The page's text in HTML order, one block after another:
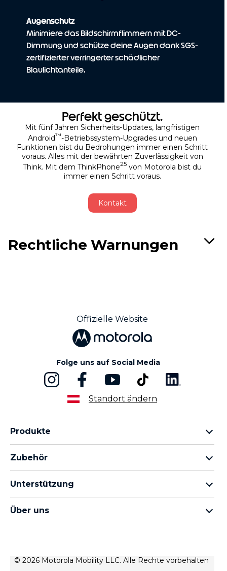
Augenschutz
Minimiere das Bildschirmflimmern mit DC-
Dimmung und schütze deine Augen dank SGS-
zertifizierter verringerter schädlicher
Blaulichtanteile.
Perfekt geschützt.
Mit fünf Jahren Sicherheits-Updates, langfristigen
Android™-Betriebssystem-Upgrades und neuen
Funktionen bist du Bedrohungen immer einen Schritt
voraus. Alles mit der bewährten Zuverlässigkeit von
Think. Mit dem ThinkPhone25 von Motorola bist du
immer einen Schritt voraus.
Kontakt
Rechtliche Warnungen
Offizielle Website
Folge uns auf Social Media
Standort ändern
Produkte
moto g Familie
thinkphone by motorola
Zubehör
moto tag
Unterstützung
Meine Bestellungen
Reparaturstatus
Über uns
Verkaufsbedingungen
© 2026 Motorola Mobility LLC. Alle Rechte vorbehalten